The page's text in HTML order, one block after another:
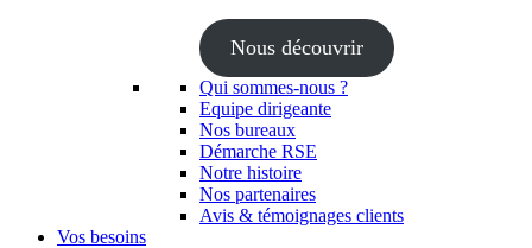
Nous découvrir
Qui sommes-nous ?
Equipe dirigeante
Nos bureaux
Démarche RSE
Notre histoire
Nos partenaires
Avis & témoignages clients
Vos besoins